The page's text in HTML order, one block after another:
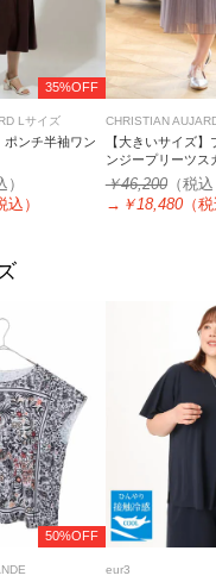
35%OFF
Lサイズ
ポンチ半袖ワン
込）
CHRISTIAN
【大きいサイズ
ンジープリーツス
￥46,200（税
→ ￥18,480（
50%OFF
eur3